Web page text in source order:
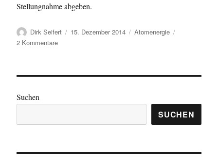
Stellungnahme abgeben.
Autor
Dirk Seifert
Veröffentlicht
15. Dezember 2014 Kategorien
Atomenergie
2 Kommentarezu
mit
aus
Suchen
SUCHEN